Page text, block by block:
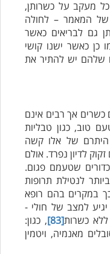
כל מעקב על כשרותן,
של המאמר – לחולה
גם לבריאים כאשר
כן כאשר ישנו קושי
שלהם יש להתיר את
כשרים אך רבים אינם
טוב, כגון טבליות
היתרם של אלו קשה
לדיון נפרד. אולם
שטעמם פגום.
לנטילת תרופות
במקרים בהם רופא
יגיע למצב של חולי -
ללא כשרות[83]
, כגון:
מאנמיה, ויטמין